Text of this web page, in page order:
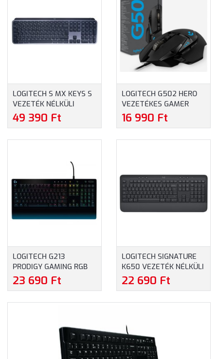
LOGITECH S MX KEYS S
VEZETÉK NÉLKÜLI
BILLENTYŰZET MAGYAR
KIOSZTÁS -
49 390 Ft
LOGITECH G502 HERO
VEZETÉKES GAMER
EGÉR (910-005470) -
FEKETE SZÍNBEN
16 990 Ft
LOGITECH G213
PRODIGY GAMING RGB
BILLENTYŰZET, MAGYAR
KIOSZTÁSSAL (920-
23 690 Ft
LOGITECH SIGNATURE
K650 VEZETÉK NÉLKÜLI
BILLENTYŰZET MAGYAR
KIOSZTÁS
22 690 Ft